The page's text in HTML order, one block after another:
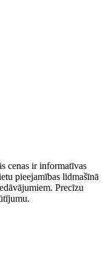
cenas ir ​informatīvas
pieejamības lidmašīnā
Precīzu